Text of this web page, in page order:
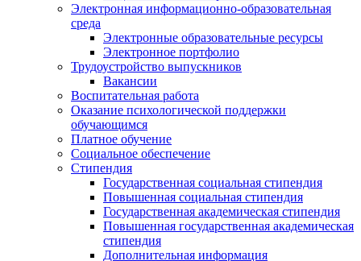
Электронная информационно-образовательная
среда
Электронные образовательные ресурсы
Электронное портфолио
Трудоустройство выпускников
Вакансии
Воспитательная работа
Оказание психологической поддержки
обучающимся
Платное обучение
Социальное обеспечение
Стипендия
Государственная социальная стипендия
Повышенная социальная стипендия
Государственная академическая стипендия
Повышенная государственная академическая
стипендия
Дополнительная информация